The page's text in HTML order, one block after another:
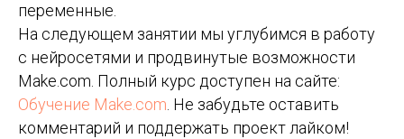
переменные.
На следующем занятии мы углубимся в работу
с нейросетями и продвинутые возможности
Make.com. Полный курс доступен на сайте:
Обучение Make.com . Не забудьте оставить
комментарий и поддержать проект лайком!